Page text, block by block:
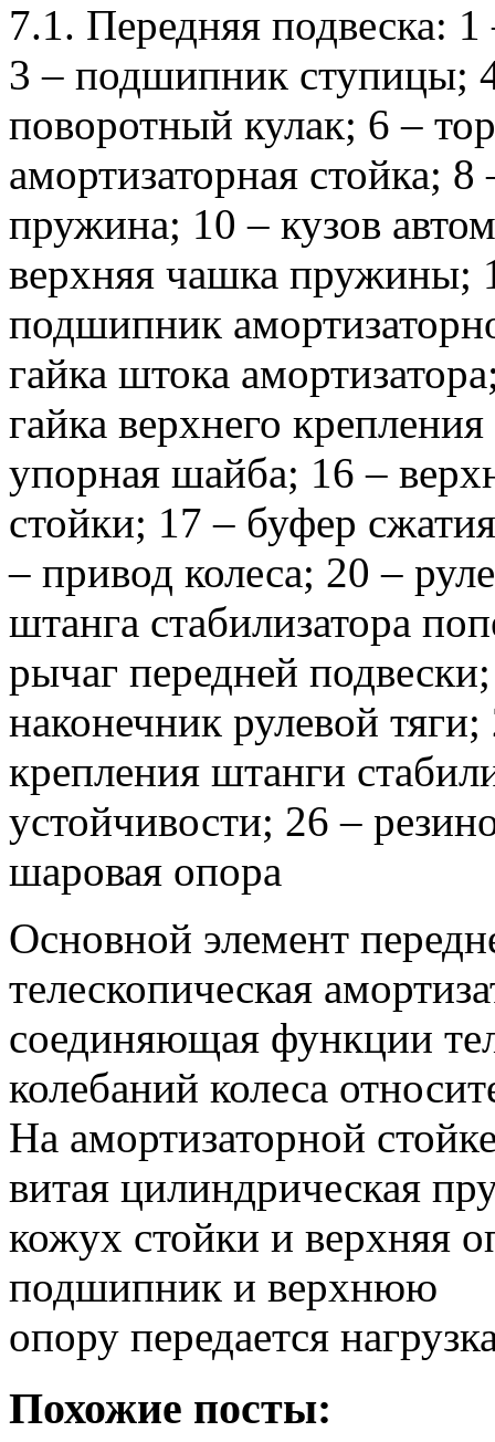
7.1. Передняя подвеска:
3 – подшипник ступицы;
поворотный кулак; 6 –
амортизаторная стойка; 8
пружина; 10 – кузов
верхняя чашка пружины;
подшипник
гайка штока
гайка верхнего
упорная шайба; 16 –
стойки; 17 – буфер
– привод колеса; 20 –
штанга стабилизатора
рычаг передней подвески;
наконечник рулевой тяги;
крепления штанги
устойчивости; 26 –
шаровая опора
Основной элемент
телескопическая
соединяющая функции
колебаний колеса
На амортизаторной
витая цилиндрическая
кожух стойки и верхняя
подшипник и верхнюю
опору передается
Похожие посты: